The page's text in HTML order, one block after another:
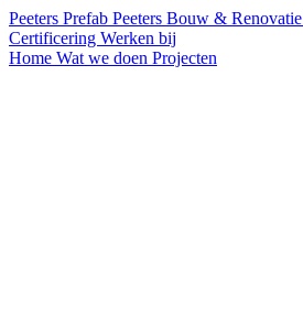
Peeters Prefab Peeters Bouw & Renovatie
Certificering Werken bij
Home Wat we doen Projecten